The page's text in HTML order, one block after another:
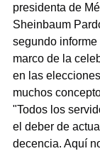
presidenta de
Sheinbaum
segundo informe
marco de la
en las
muchos
"Todos los
el deber de
decencia. Aquí